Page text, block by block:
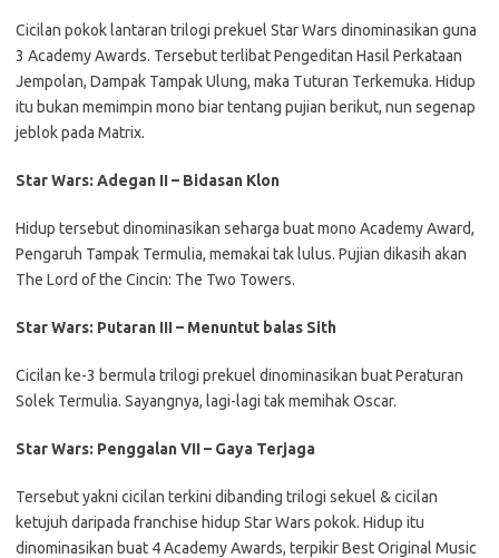
Cicilan pokok lantaran trilogi prekuel Star Wars dinominasikan guna
3 Academy Awards. Tersebut terlibat Pengeditan Hasil Perkataan
Jempolan, Dampak Tampak Ulung, maka Tuturan Terkemuka. Hidup
itu bukan memimpin mono biar tentang pujian berikut, nun segenap
jeblok pada Matrix.
Star Wars: Adegan II – Bidasan Klon
Hidup tersebut dinominasikan seharga buat mono Academy Award,
Pengaruh Tampak Termulia, memakai tak lulus. Pujian dikasih akan
The Lord of the Cincin: The Two Towers.
Star Wars: Putaran III – Menuntut balas Sith
Cicilan ke-3 bermula trilogi prekuel dinominasikan buat Peraturan
Solek Termulia. Sayangnya, lagi-lagi tak memihak Oscar.
Star Wars: Penggalan VII – Gaya Terjaga
Tersebut yakni cicilan terkini dibanding trilogi sekuel & cicilan
ketujuh daripada franchise hidup Star Wars pokok. Hidup itu
dinominasikan buat 4 Academy Awards, terpikir Best Original Music